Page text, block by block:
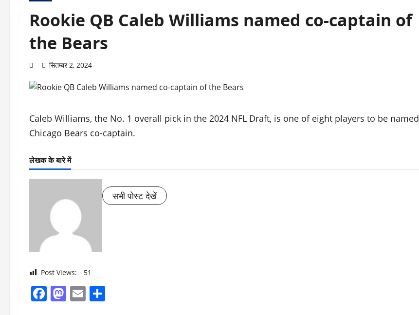
Rookie QB Caleb Williams named co-captain of
the Bears
सितम्बर 2, 2024
Caleb Williams, the No. 1 overall pick in the 2024 NFL Draft, is one of eight players to be named
Chicago Bears co-captain.
लेखक के बारे में
सभी पोस्ट देखें
Post Views: 51
Facebook
Mastodon
Email